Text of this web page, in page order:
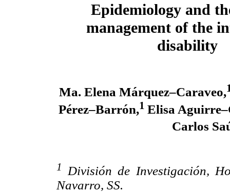
Epidemiology and
management of the
disability
Ma. Elena Márquez–Caraveo,
Pérez–Barrón,1Elisa
Carlos
1 División de Investigación,
Navarro, SS.